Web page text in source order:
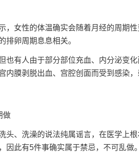
女性的体温确实会随着月经的周期性
排卵周期息息相关。
有人由于部分部位充血、内分泌变化
内膜剥脱出血、宫腔创面而受到感染
做
、洗澡的说法纯属谣言，在医学上根
因此有5件事确实属于禁忌，不可乱做。